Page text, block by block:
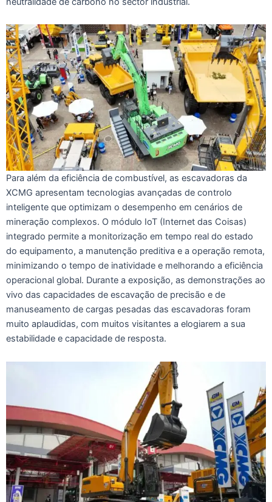
Para além da eficiência de combustível, as escavadoras da
XCMG apresentam tecnologias avançadas de controlo
inteligente que optimizam o desempenho em cenários de
mineração complexos. O módulo IoT (Internet das Coisas)
integrado permite a monitorização em tempo real do estado
do equipamento, a manutenção preditiva e a operação remota,
minimizando o tempo de inatividade e melhorando a eficiência
operacional global. Durante a exposição, as demonstrações ao
vivo das capacidades de escavação de precisão e de
manuseamento de cargas pesadas das escavadoras foram
muito aplaudidas, com muitos visitantes a elogiarem a sua
estabilidade e capacidade de resposta.